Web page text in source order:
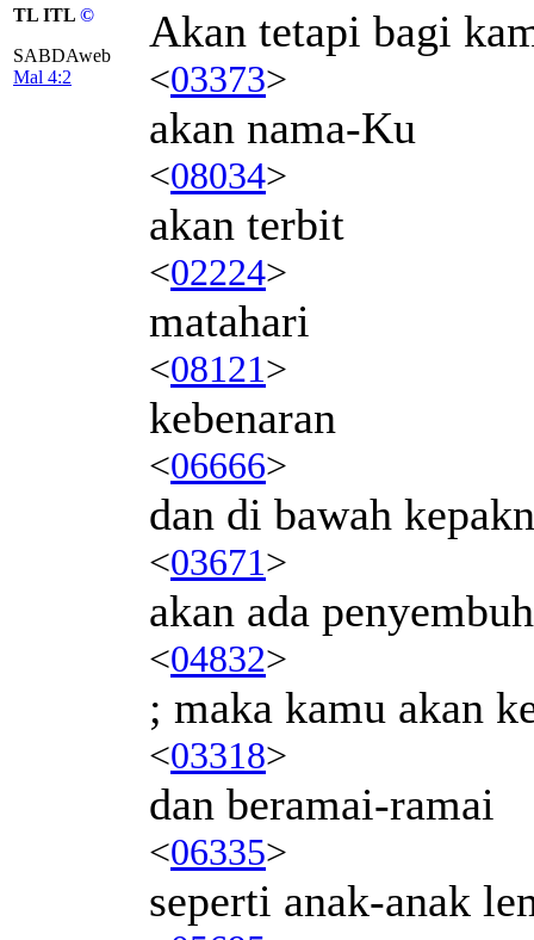
TL ITL ©
SABDAweb
Mal 4:2
Akan tetapi bagi
<03373>
akan nama-Ku
<08034>
akan terbit
<02224>
matahari
<08121>
kebenaran
<06666>
dan di bawah
<03671>
akan ada
<04832>
; maka kamu akan
<03318>
dan beramai-ramai
<06335>
seperti anak-anak